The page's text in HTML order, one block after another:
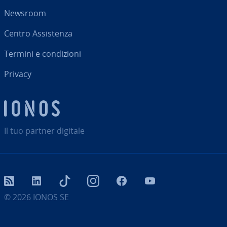
Il tuo partner digitale
Newsroom
Centro As­si­sten­za
Termini e con­di­zio­ni
Privacy
© 2026 IONOS SE
RSS LinkedIn tiktok InstagramFacebook